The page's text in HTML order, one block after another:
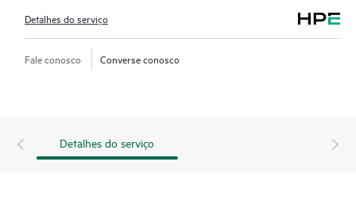
Detalhes do serviço
Fale conosco Converse conosco
Detalhes do serviço